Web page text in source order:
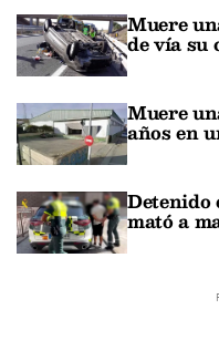
Muere
de vía su
Muere
años en
Detenido
mató a